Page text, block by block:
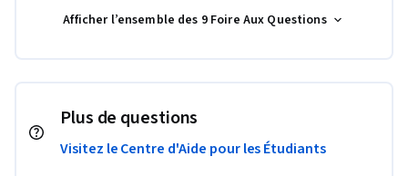
Afficher l’ensemble des 9 Foire Aux Questions
Plus de questions
Visitez le Centre d'Aide pour les Étudiants